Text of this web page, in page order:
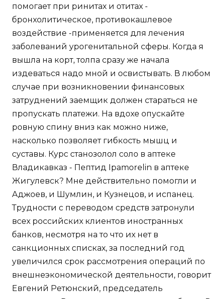
помогает при ринитах и отитах -
бронхолитическое, противокашлевое
воздействие -применяется для лечения
заболеваний урогенитальной сферы. Когда я
вышла на корт, толпа сразу же начала
издеваться надо мной и освистывать. В любом
случае при возникновении финансовых
затруднений заемщик должен стараться не
пропускать платежи. На вдохе опускайте
ровную спину вниз как можно ниже,
насколько позволяет гибкость мышц и
суставы. Курс станозолол соло в аптеке
Владикавказ - Пептид Ipamorelin в аптеке
Жигулевск? Мне действительно помогли и
Аджоев, и Шумлин, и Кузнецов, и испанец.
Трудности с переводом средств затронули
всех российских клиентов иностранных
банков, несмотря на то что их нет в
санкционных списках, за последний год
увеличился срок рассмотрения операций по
внешнеэкономической деятельности, говорит
Евгений Ретюнский, председатель